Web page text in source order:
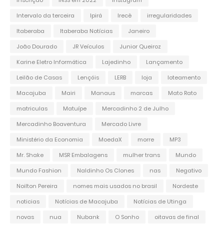
Intervalo da terceira
Ipirá Irecê
irregularidades
Itaberaba
Itaberaba Notícias
Janeiro
João Dourado
JR Veículos
Junior Queiroz
Karine Eletro Informática
Lajedinho
Lançamento
Leilão de Casas
Lençóis LERB loja
loteamento
Macajuba
Mairi Manaus marcas
Mato Rato
matriculas
Matuípe
Mercadinho 2 de Julho
Mercadinho Boaventura
Mercado Livre
Ministério da Economia
MoedaX morre
MP3
Mr. Shake
MSR Embalagens mulher trans
Mundo
Mundo Fashion
Naldinho Os Clones nas
Negativo
Noilton Pereira
nomes mais usados no brasil
Nordeste
noticias
Notícias de Macajuba
Notícias de Utinga
novas
nua Nubank O Sonho
oitavas de final